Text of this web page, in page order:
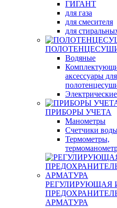
ГИГАНТ
для газа
для смесителя
для
Водяные
аксессуары для
Электрические
ПРИБОРЫ УЧЕТА
Манометры
Счетчики
Термометры,
РЕГУЛИРУЮЩАЯ
АРМАТУРА